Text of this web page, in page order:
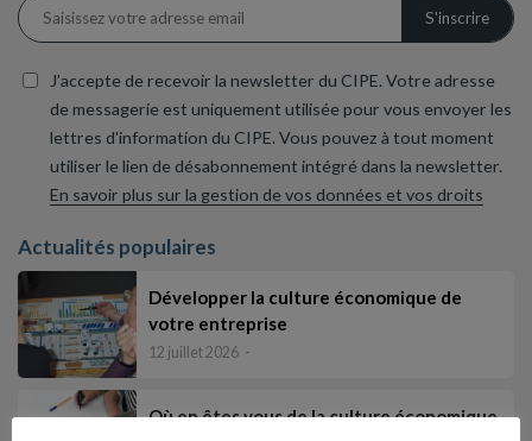
J’accepte de recevoir la newsletter du CIPE. Votre adresse
de messagerie est uniquement utilisée pour vous envoyer les
lettres d'information du CIPE. Vous pouvez à tout moment
utiliser le lien de désabonnement intégré dans la newsletter.
En savoir plus sur la gestion de vos données et vos droits
Actualités populaires
Développer la culture économique de
votre entreprise
12 juillet 2026
Où en êtes vous de la culture économique